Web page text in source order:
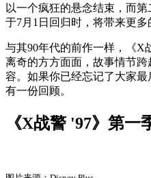
以一个疯狂的悬念结束，而
于7月1日回归时，将带来更多
与其90年代的前作一样，《X
离奇的方方面面，故事情节
容。如果你已经忘记了大家
有一份回顾。
《X战警 '97》第一